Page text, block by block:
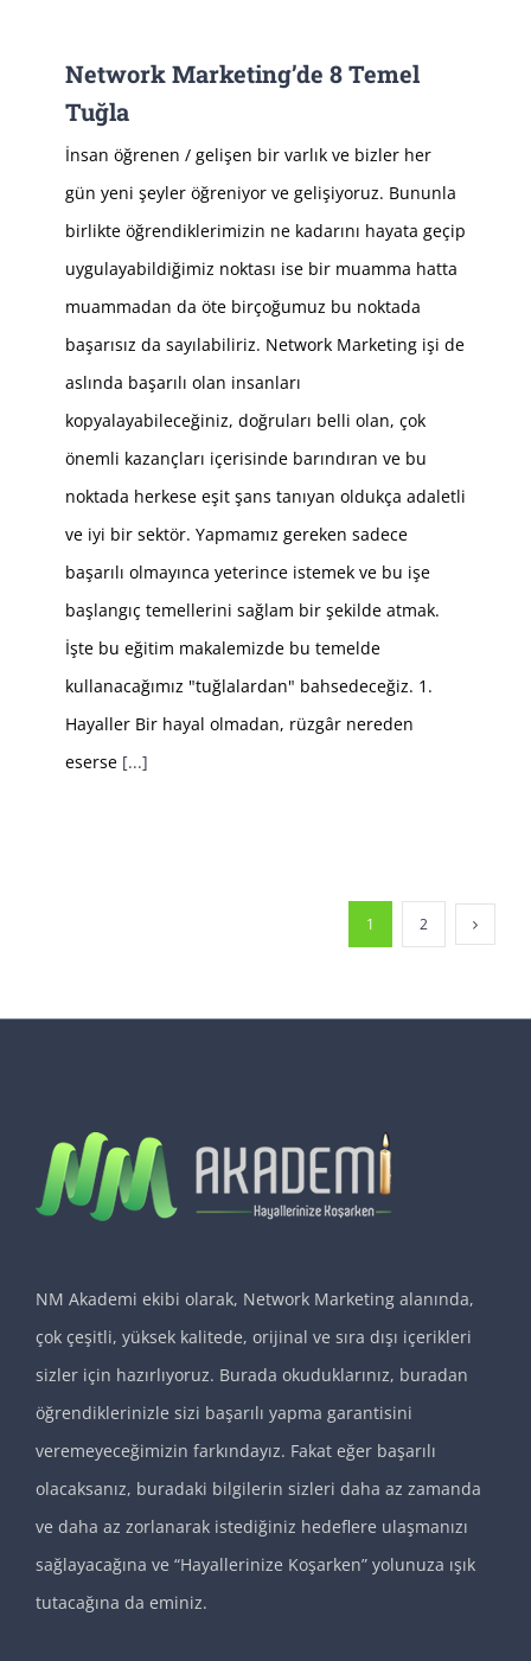
Network Marketing’de 8 Temel
Tuğla
İnsan öğrenen / gelişen bir varlık ve bizler her
gün yeni şeyler öğreniyor ve gelişiyoruz. Bununla
birlikte öğrendiklerimizin ne kadarını hayata geçip
uygulayabildiğimiz noktası ise bir muamma hatta
muammadan da öte birçoğumuz bu noktada
başarısız da sayılabiliriz. Network Marketing işi de
aslında başarılı olan insanları
kopyalayabileceğiniz, doğruları belli olan, çok
önemli kazançları içerisinde barındıran ve bu
noktada herkese eşit şans tanıyan oldukça adaletli
ve iyi bir sektör. Yapmamız gereken sadece
başarılı olmayınca yeterince istemek ve bu işe
başlangıç temellerini sağlam bir şekilde atmak.
İşte bu eğitim makalemizde bu temelde
kullanacağımız "tuğlalardan" bahsedeceğiz. 1.
Hayaller Bir hayal olmadan, rüzgâr nereden
eserse [...]
1 2
NM Akademi ekibi olarak, Network Marketing alanında,
çok çeşitli, yüksek kalitede, orijinal ve sıra dışı içerikleri
sizler için hazırlıyoruz. Burada okuduklarınız, buradan
öğrendiklerinizle sizi başarılı yapma garantisini
veremeyeceğimizin farkındayız. Fakat eğer başarılı
olacaksanız, buradaki bilgilerin sizleri daha az zamanda
ve daha az zorlanarak istediğiniz hedeflere ulaşmanızı
sağlayacağına ve “Hayallerinize Koşarken” yolunuza ışık
tutacağına da eminiz.